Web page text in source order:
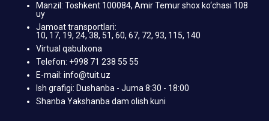
Manzil: Toshkent 100084, Amir Temur shox ko‘chasi 108
uy
Jamoat transportlari:
10, 17, 19, 24, 38, 51, 60, 67, 72, 93, 115, 140
Virtual qabulxona
Telefon: +998 71 238 55 55
E-mail: info@tuit.uz
Ish grafigi: Dushanba - Juma 8:30 - 18:00
Shanba Yakshanba dam olish kuni